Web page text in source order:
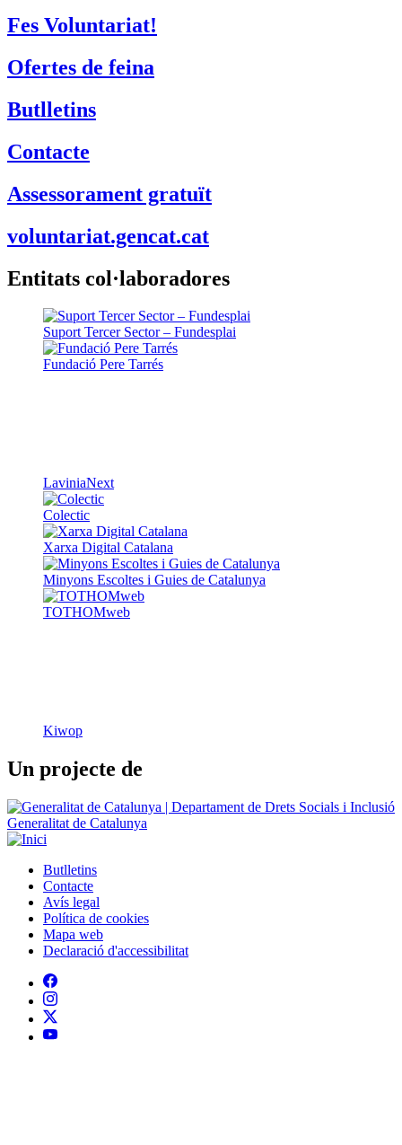
Fes Voluntariat!
Ofertes de feina
Butlletins
Contacte
Assessorament gratuït
voluntariat.gencat.cat
Entitats col·laboradores
Suport Tercer Sector – Fundesplai
Fundació Pere Tarrés
LaviniaNext
Colectic
Xarxa Digital Catalana
Minyons Escoltes i Guies de Catalunya
TOTHOMweb
Kiwop
Un projecte de
Generalitat de Catalunya
Peu
Butlletins
Contacte
Avís legal
Política de cookies
Mapa web
Declaració d'accessibilitat